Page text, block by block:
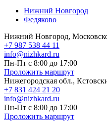
Нижний Новгород
Федяково
Нижний Новгород,
+7 987 538 44 11
info@nizhkard.ru
Пн-Пт с 8:00 до 17:00
Проложить маршрут
Нижегородская обл.,
+7 831 424 21 20
info@nizhkard.ru
Пн-Пт с 8:00 до 17:00
Проложить маршрут